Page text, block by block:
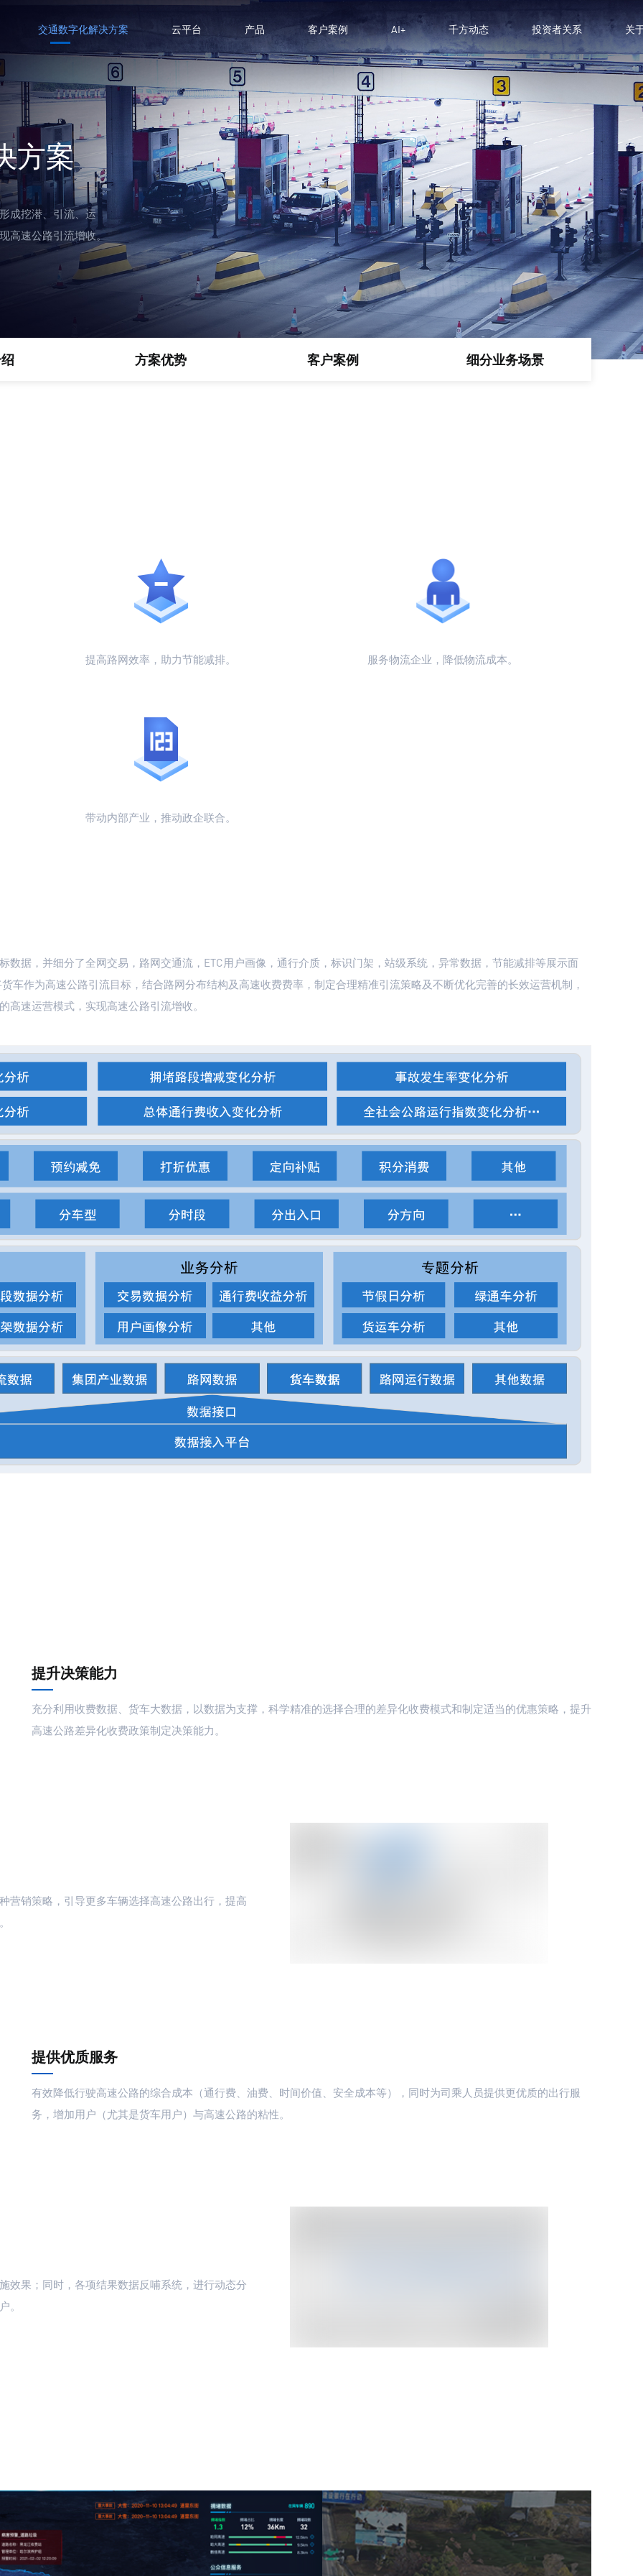
交通数字化解决方案 云平台 产品 客户案例 AI+ 千方动态 投资者关系 关
方案
成挖潜、引流、运
高速公路引流增收。
方案优势 客户案例 细分业务场景
提高路网效率，助力节能减排。 服务物流企业，降低物流成本。
带动内部产业，推动政企联合。
据，并细分了全网交易，路网交通流，ETC用户画像，通行介质，标识门架，站级系统，异常数据，节能减排等展示面
车作为高速公路引流目标，结合路网分布结构及高速收费费率，制定合理精准引流策略及不断优化完善的长效运营机制，
速运营模式，实现高速公路引流增收。
提升决策能力
充分利用收费数据、货车大数据，以数据为支撑，科学精准的选择合理的差异化收费模式和制定适当的优惠策略，提升
高速公路差异化收费政策制定决策能力。
营销策略，引导更多车辆选择高速公路出行，提高
提供优质服务
有效降低行驶高速公路的综合成本（通行费、油费、时间价值、安全成本等），同时为司乘人员提供更优质的出行服
务，增加用户（尤其是货车用户）与高速公路的粘性。
效果；同时，各项结果数据反哺系统，进行动态分
。